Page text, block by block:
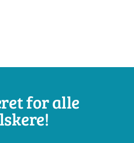
for alle